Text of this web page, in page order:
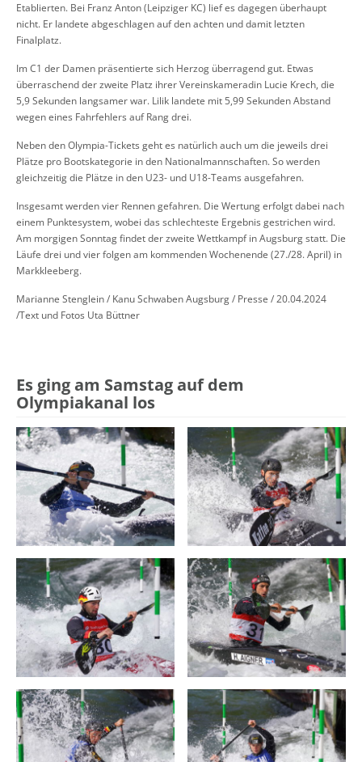
Etablierten. Bei Franz Anton (Leipziger KC) lief es dagegen überhaupt
nicht. Er landete abgeschlagen auf den achten und damit letzten
Finalplatz.
Im C1 der Damen präsentierte sich Herzog überragend gut. Etwas
überraschend der zweite Platz ihrer Vereinskameradin Lucie Krech, die
5,9 Sekunden langsamer war. Lilik landete mit 5,99 Sekunden Abstand
wegen eines Fahrfehlers auf Rang drei.
Neben den Olympia-Tickets geht es natürlich auch um die jeweils drei
Plätze pro Bootskategorie in den Nationalmannschaften. So werden
gleichzeitig die Plätze in den U23- und U18-Teams ausgefahren.
Insgesamt werden vier Rennen gefahren. Die Wertung erfolgt dabei nach
einem Punktesystem, wobei das schlechteste Ergebnis gestrichen wird.
Am morgigen Sonntag findet der zweite Wettkampf in Augsburg statt. Die
Läufe drei und vier folgen am kommenden Wochenende (27./28. April) in
Markkleeberg.
Marianne Stenglein / Kanu Schwaben Augsburg / Presse / 20.04.2024
/Text und Fotos Uta Büttner
Es ging am Samstag auf dem
Olympiakanal los